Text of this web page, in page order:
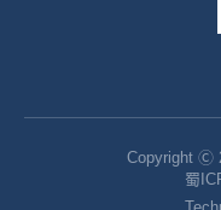
Copyright Ⓒ
蜀